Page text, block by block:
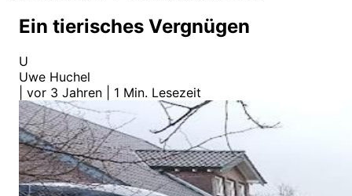
Ein tierisches Vergnügen
U
Uwe Huchel
vor 3 Jahren 1 Min. Lesezeit